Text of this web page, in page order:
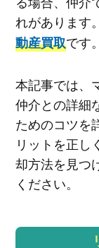
れがあります
動産買取です。
本記事では、
仲介との詳細
ためのコツを
リットを正し
却方法を見つ
ください。